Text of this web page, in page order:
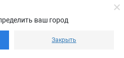
ваш город
Закрыть